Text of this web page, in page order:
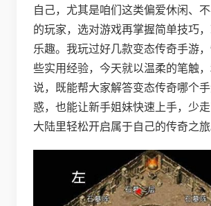
自己，尤其是咱们这类偏爱休闲、
的玩家，选对游戏再掌握简单技巧
乐趣。我玩过好几款变态传奇手游
些实用经验，今天就以温柔的笔触
说，既能帮大家解答变态传奇哪个
惑，也能让新手姐妹快速上手，少
大陆里轻松开启属于自己的传奇之旅